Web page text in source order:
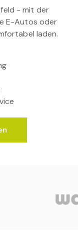
- mit der
E-Autos oder
laden.